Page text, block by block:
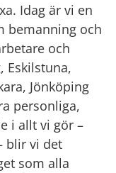
Idag är vi en
bemanning och
och
Eskilstuna,
Jönköping
personliga,
i allt vi gör –
blir vi det
som alla